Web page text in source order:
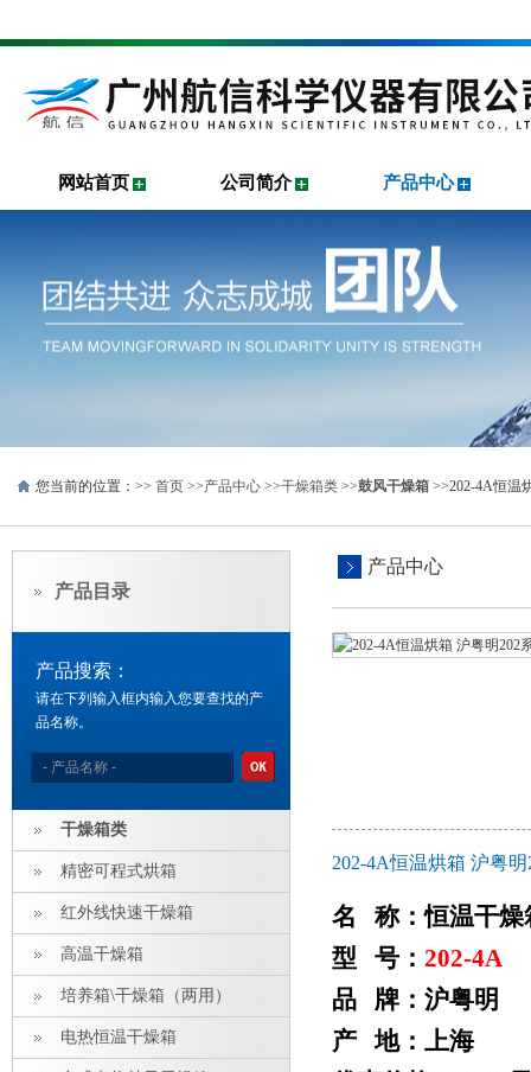
网站首页 公司简介 产品中心
您当前的位置：>> 首页 >>产品中心 >>干燥箱类 >>鼓风干燥箱 >>202-4A恒温
产品目录
产品搜索：
请在下列输入框内输入您要查找的产
品名称。
干燥箱类
精密可程式烘箱
红外线快速干燥箱
高温干燥箱
培养箱\干燥箱（两用）
电热恒温干燥箱
产品中心
202-4A恒温烘箱 沪粤
名 称：恒温干燥
型 号： 202-4A
品 牌：沪粤明
产 地：上海